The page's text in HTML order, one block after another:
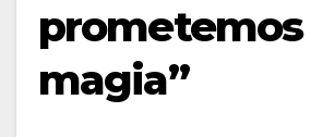
prometemos
magia”